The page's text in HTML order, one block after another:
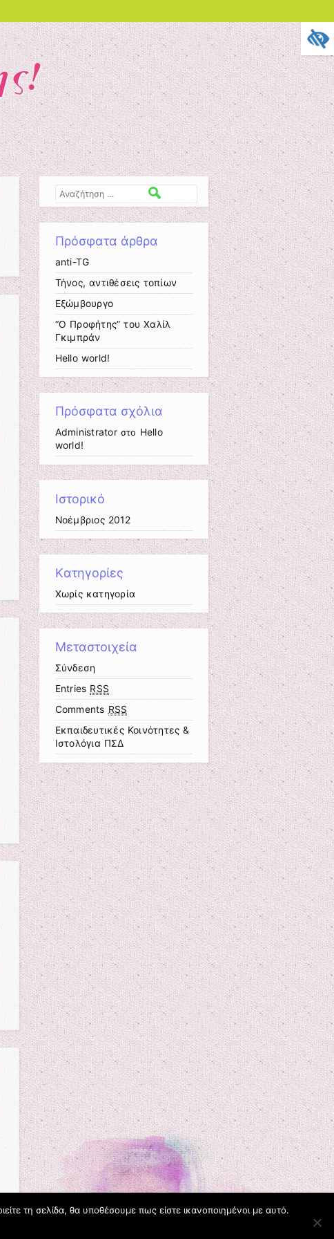
Αναζήτηση
Πρόσφατα άρθρα
anti-TG
Τήνος, αντιθέσεις τοπίων
Εξώμβουργο
“Ο Προφήτης” του Χαλίλ
Γκιμπράν
Hello world!
Πρόσφατα σχόλια
Administratorστο Hello
world!
Ιστορικό
Νοέμβριος 2012
Kατηγορίες
Χωρίς κατηγορία
Μεταστοιχεία
Σύνδεση
Entries RSS
Comments RSS
Εκπαιδευτικές Κοινότητες &
Ιστολόγια ΠΣΔ
τη σελίδα, θα υποθέσουμε πως είστε ικανοποιημένοι με αυτό.